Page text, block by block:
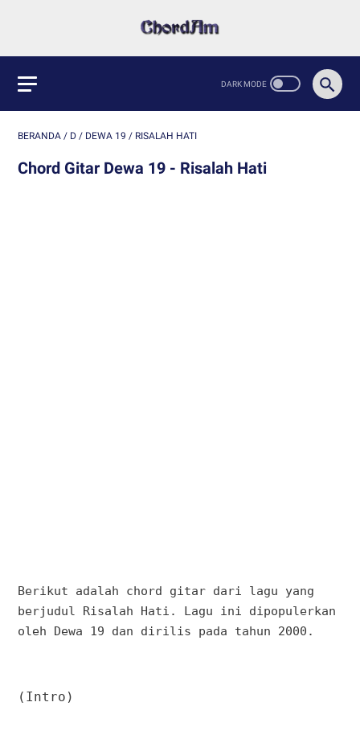
BERANDA / D / DEWA 19 / RISALAH HATI
Chord Gitar Dewa 19 - Risalah Hati
Berikut adalah chord gitar dari lagu yang
berjudul Risalah Hati. Lagu ini dipopulerkan
oleh Dewa 19 dan dirilis pada tahun 2000.
(Intro)